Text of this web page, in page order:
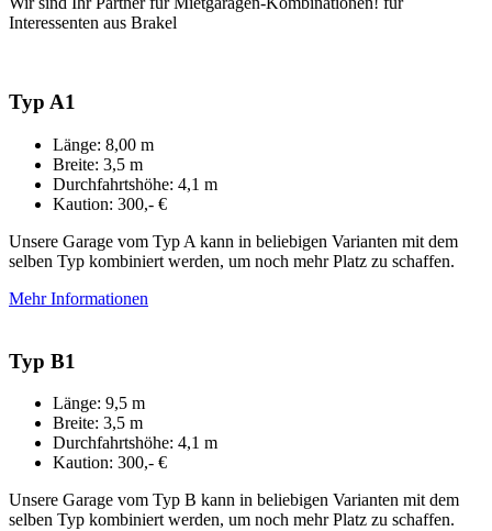
Interessenten aus Brakel
Typ A1
Länge: 8,00 m
Breite: 3,5 m
Durchfahrtshöhe: 4,1 m
Kaution: 300,- €
Unsere Garage vom Typ A kann in beliebigen Varianten mit dem
selben Typ kombiniert werden, um noch mehr Platz zu schaffen.
Mehr Informationen
Typ B1
Länge: 9,5 m
Breite: 3,5 m
Durchfahrtshöhe: 4,1 m
Kaution: 300,- €
Unsere Garage vom Typ B kann in beliebigen Varianten mit dem
selben Typ kombiniert werden, um noch mehr Platz zu schaffen.